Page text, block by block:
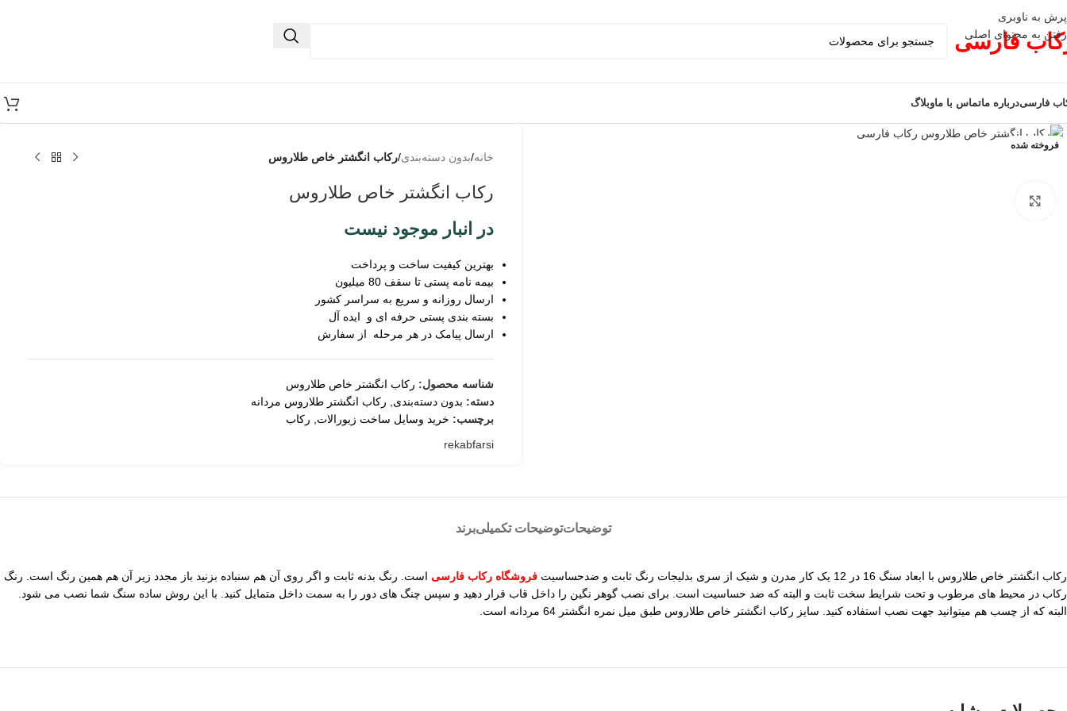
پرش به ناوبری
رفتن به محتوای اصلی
فارسی
فارسیدرباره ماتماس با ماوبلاگ
فروخته شده
خانه/بدون دسته‌بندی/رکاب انگشتر خاص طلاروس
رکاب انگشتر خاص طلاروس
در انبار موجود نیست
بهترین کیفیت ساخت و پرداخت
بیمه نامه پستی تا سقف 80 میلیون
ارسال روزانه و سریع به سراسر کشور
بسته بندی پستی حرفه ای و ایده آل
ارسال پیامک در هر مرحله از سفارش
شناسه محصول: رکاب انگشتر خاص طلاروس
دسته: بدون دسته‌بندی
رکاب انگشتر طلاروس مردانه
برچسب: خرید وسایل ساخت زیورالات
رکاب
rekabfarsi
توضیحاتتوضیحات تکمیلیبرند
رکاب انگشتر خاص طلاروس با ابعاد سنگ 16 در 12 یک کار مدرن و شیک از سری بدلیجات رنگ ثابت و ضدحساسیت فروشگاه رکاب فارسی است. رنگ بدنه ثابت و اگر روی آن هم سنباده بزنید باز مجدد زیر آن هم همین رنگ است. رنگ
رکاب در محیط های مرطوب و تحت شرایط سخت ثابت و البته که ضد حساسیت است. برای نصب گوهر نگین را داخل قاب قرار دهید و سپس چنگ های دور را به سمت داخل متمایل کنید. با این روش ساده سنگ شما نصب می شود.
البته که از چسب هم میتوانید جهت نصب استفاده کنید. سایز رکاب انگشتر خاص طلاروس طبق میل نمره انگشتر 64 مردانه است.